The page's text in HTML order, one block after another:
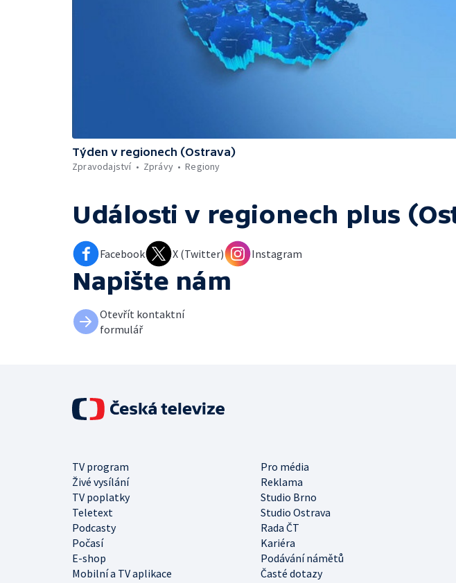
Týden v regionech (Ostrava)
Zpravodajství
Zprávy Regiony
Události v regionech plus
Facebook X (Twitter) Instagram
Napište nám
Otevřít kontaktní
formulář
TV program
Pro média
Živé vysílání
Reklama
TV poplatky
Studio Brno
Teletext
Studio Ostrava
Podcasty
Rada ČT
Počasí
Kariéra
E-shop
Podávání námětů
Mobilní a TV aplikace
Časté dotazy